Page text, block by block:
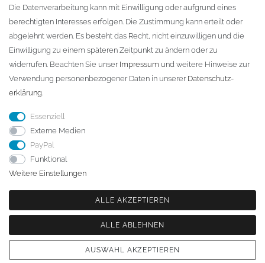
D-01796 Pirna
Telefon:+49 (0)3501 507295
info@dach-teufel.de
© Copyright 2026 | Alle Rechte vorbehalten. - | Realisation
Die Datenverarbeitung kann mit Einwilligung oder aufgrund eines
berechtigten Interesses erfolgen. Die Zustimmung kann erteilt oder
abgelehnt werden. Es besteht das Recht, nicht einzuwilligen und die
Einwilligung zu einem späteren Zeitpunkt zu ändern oder zu
widerrufen. Beachten Sie unser Impressum und weitere Hinweise zur
Verwendung personenbezogener Daten in unserer Daten­schutz­
erklärung.
Essenziell
Externe Medien
PayPal
Funktional
Weitere Einstellungen
ALLE AKZEPTIEREN
ALLE ABLEHNEN
AUSWAHL AKZEPTIEREN